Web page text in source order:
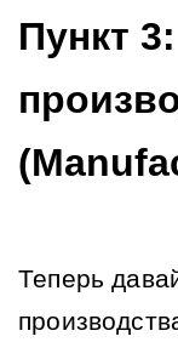
Пункт
Теперь